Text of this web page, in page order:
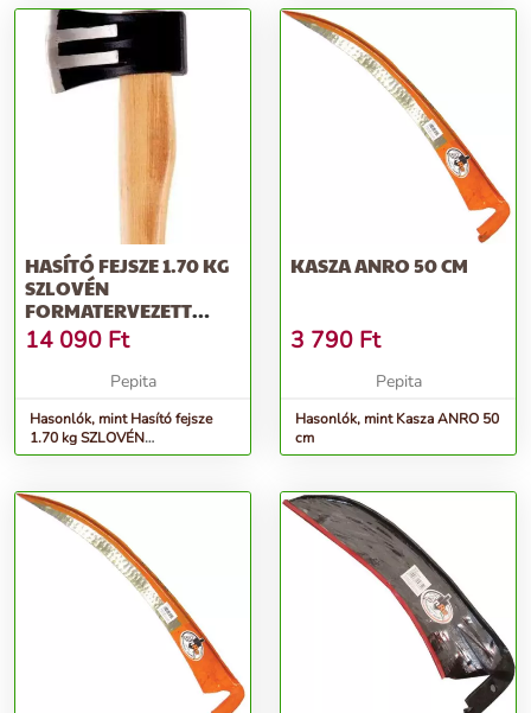
HASÍTÓ FEJSZE 1.70 KG
SZLOVÉN
FORMATERVEZETT
NYÉLLEL
14 090 Ft
Pepita
Hasonlók, mint Hasító fejsze
1.70 kg SZLOVÉN
formatervezett nyéllel
KASZA ANRO 50 CM
3 790 Ft
Pepita
Hasonlók, mint Kasza ANRO 50
cm